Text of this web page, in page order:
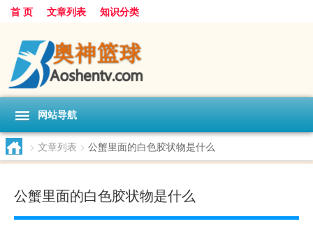
首 页 文章列表 知识分类
网站导航
> 文章列表 > 公蟹里面的白色胶状物是什么
公蟹里面的白色胶状物是什么